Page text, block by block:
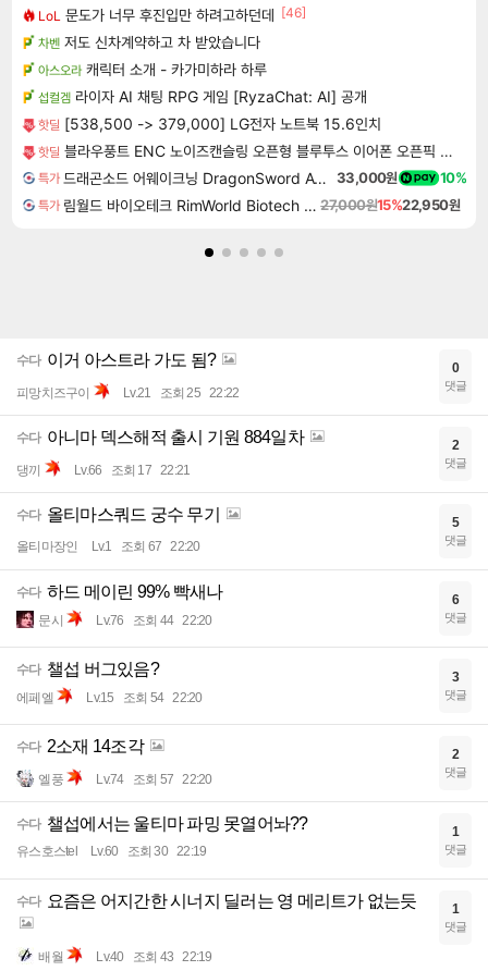
LoL 문도가 너무 후진입만 하려고하던데 [46]
차벤 저도 신차계약하고 차 받았습니다
아스오라 캐릭터 소개 - 카가미하라 하루
섭컬겜 라이자 AI 채팅 RPG 게임 [RyzaChat: AI] 공개
핫딜 [538,500 -> 379,000] LG전자 노트북 15.6인치
핫딜 블라우풍트 ENC 노이즈캔슬링 오픈형 블루투스 이어폰 오픈픽 BLP-OE383
특가 드래곤소드 어웨이크닝 DragonSword Awakening 33,000원 10%
특가 림월드 바이오테크 RimWorld Biotech DLC 27,000원15%22,950원
수다 이거 아스트라 가도 됨?
피망치즈구이 Lv.21 조회 25 22:22
0
댓글
수다 아니마 덱스해적 출시 기원 884일차
댕끼 Lv.66 조회 17 22:21
2
댓글
수다 올티마스쿼드 궁수 무기
올티마장인 Lv.1 조회 67 22:20
5
댓글
수다 하드 메이린 99% 빡새나
문시 Lv.76 조회 44 22:20
6
댓글
수다 챌섭 버그있음?
에페엘 Lv.15 조회 54 22:20
3
댓글
수다 2소재 14조각
엘풍 Lv.74 조회 57 22:20
2
댓글
수다 챌섭에서는 울티마 파밍 못열어놔??
유스호스tel Lv.60 조회 30 22:19
1
댓글
수다 요즘은 어지간한 시너지 딜러는 영 메리트가 없는듯
배월 Lv.40 조회 43 22:19
1
댓글